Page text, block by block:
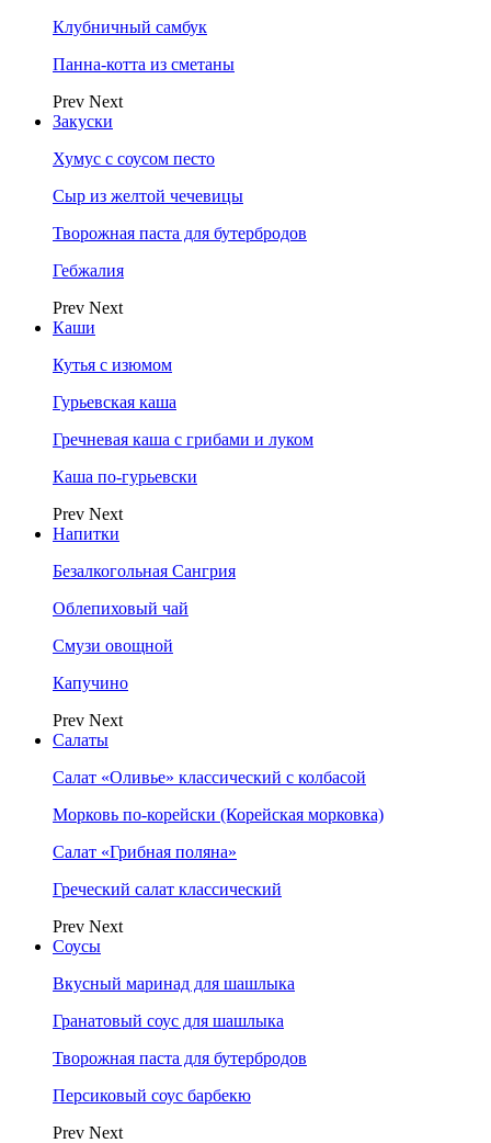
Клубничный самбук
Панна-котта из сметаны
Prev Next
Закуски
Хумус с соусом песто
Сыр из желтой чечевицы
Творожная паста для бутербродов
Гебжалия
Prev Next
Каши
Кутья с изюмом
Гурьевская каша
Гречневая каша с грибами и луком
Каша по-гурьевски
Prev Next
Напитки
Безалкогольная Сангрия
Облепиховый чай
Смузи овощной
Капучино
Prev Next
Салаты
Салат «Оливье» классический с колбасой
Морковь по-корейски (Корейская морковка)
Салат «Грибная поляна»
Греческий салат классический
Prev Next
Соусы
Вкусный маринад для шашлыка
Гранатовый соус для шашлыка
Творожная паста для бутербродов
Персиковый соус барбекю
Prev Next